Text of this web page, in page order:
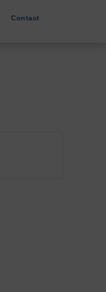
Contact